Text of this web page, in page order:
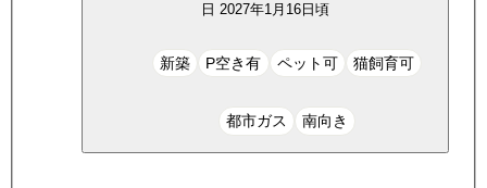
日 2027年1月16日頃
新築 P空き有 ペット可 猫飼育可
都市ガス 南向き